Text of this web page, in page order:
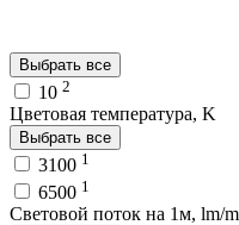
Выбрать все
10 2
Цветовая температура, K
Выбрать все
3100 1
6500 1
Световой поток на 1м, lm/m